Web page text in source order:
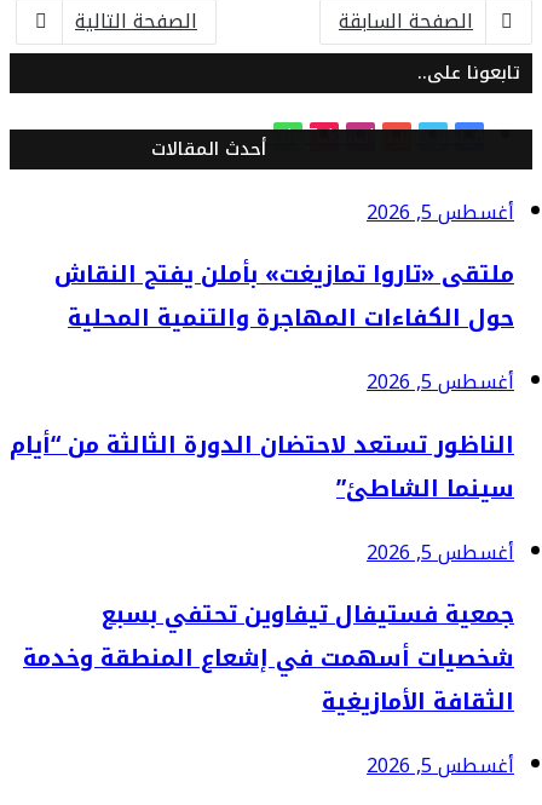
الصفحة السابقة الصفحة التالية
تابعونا على..
فيسبوك
تويتريوتيوبانستقرام
TikTokواتسابأحدث المقالات
أغسطس 5, 2026
ملتقى «تاروا تمازيغت» بأملن يفتح النقاش
حول الكفاءات المهاجرة والتنمية المحلية
أغسطس 5, 2026
الناظور تستعد لاحتضان الدورة الثالثة من “أيام
سينما الشاطئ”
أغسطس 5, 2026
جمعية فستيفال تيفاوين تحتفي بسبع
شخصيات أسهمت في إشعاع المنطقة وخدمة
الثقافة الأمازيغية
أغسطس 5, 2026